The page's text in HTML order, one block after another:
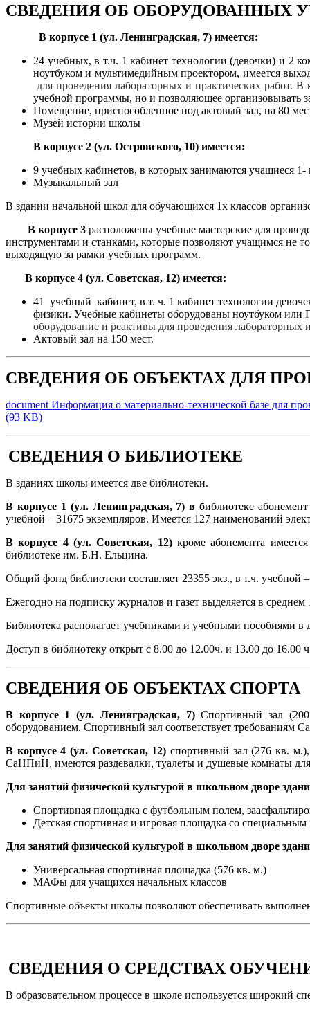
СВЕДЕНИЯ ОБ ОБОРУДОВАННЫХ
В корпусе 1 (ул. Ленинградская, 7) имеется:
24 учебных, в т.ч. 1 кабинет технологии (девочки) и 2
ноутбуком и мультимедийным проектором, имеется
для проведения лабораторных и практических работ.В
учебной программы, но и позволяющее организовывать
Помещение, приспособленное под актовый зал, на 80
Музей
В корпусе 2 (ул. Островского, 10) имеется:
9 учебных кабинетов, в которых занимаются учащиеся 1-
Музыкальный зал
В здании начальной школ для обучающихся 1х классов
В корпусе 3 расположены учебные мастерские для
инструментами и станками, которые позволяют учащимся не
выходящую за рамки учебных программ.
В корпусе 4 (ул. Советская, 12) имеется:
41 учебный кабинет, в т. ч. 1 кабинет технологии
физики. Учебные кабинеты оборудованы ноутбуком
оборудование и реактивы для проведения лабораторных
Актовый зал на 150 мест.
СВЕДЕНИЯ ОБ ОБЪЕКТАХ ДЛЯ
documentИнформация о материально-технической базе для
(93 KB)
СВЕДЕНИЯ О БИБЛИОТЕКЕ
В зданиях школы имеется две библиотеки.
В корпусе 1 (ул. Ленинградская, 7) в библиотеке
учебной – 31675 экземпляров. Имеется 127 наименований
В корпусе 4 (ул. Советская, 12)кроме абонемента имеется
библиотеке им. Б.Н. Ельцина.
Общий фонд библиотеки составляет 23355 экз., в т.ч. учебной
Ежегодно на подписку журналов и газет выделяется в среднем
Библиотека располагает учебниками и учебными пособиями в
Доступ в библиотеку открыт с 8.00 до 12.00ч. и 13.00 до 16.00
СВЕДЕНИЯ ОБ ОБЪЕКТАХ СПОРТА
В корпусе 1 (ул. Ленинградская, 7)Спортивный зал
оборудованием. Спортивный зал соответствует
В корпусе 4 (ул. Советская, 12) спортивный зал (276 кв.
СаНПиН, имеются раздевалки, туалеты и душевые комнаты
Для занятий физической культурой в школьном дворе
Спортивная площадка с футбольным полем,
Детская спортивная и игровая площадка со
Для занятий физической культурой в школьном дворе
Универсальная спортивная площадка (576 кв. м.)
МАФы для учащихся начальных классов
Спортивные объекты школы позволяют обеспечивать
СВЕДЕНИЯ О СРЕДСТВАХ
В образовательном процессе в школе используется широкий